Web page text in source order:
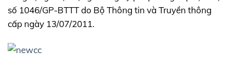
số 1046/GP-BTTT do Bộ Thông tin và Truyền thông
cấp ngày 13/07/2011.